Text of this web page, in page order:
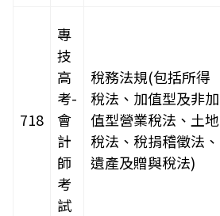
718
專
技
高
考-
會
計
師
考
試
稅務法規(包括所得
稅法、加值型及非加
值型營業稅法、土地
稅法、稅捐稽徵法、
遺產及贈與稅法)